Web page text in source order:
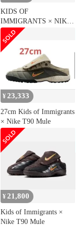
KIDS OF
IMMIGRANTS × NIKE
T90 MULE SP
¥ 23,333
27cm Kids of Immigrants
× Nike T90 Mule
¥ 21,800
Kids of Immigrants ×
Nike T90 Mule